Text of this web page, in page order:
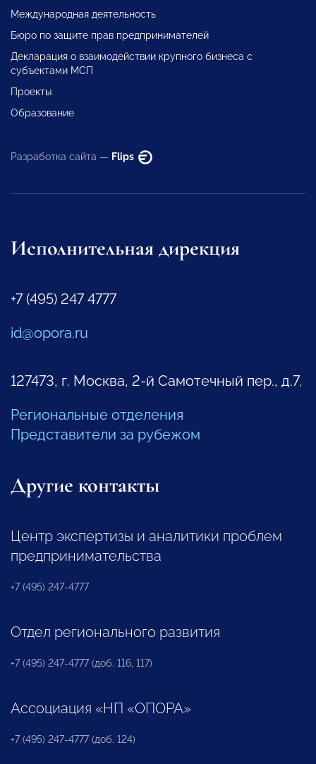
Международная деятельность
Бюро по защите прав предпринимателей
Декларация о взаимодействии крупного бизнеса с
субъектами МСП
Проекты
Образование
Разработка сайта — Flips
Исполнительная дирекция
+7 (495) 247 4777
id@opora.ru
127473, г. Москва, 2-й Самотечный пер., д.7.
Региональные отделения
Представители за рубежом
Другие контакты
Центр экспертизы и аналитики проблем
предпринимательства
+7 (495) 247-4777
Отдел регионального развития
+7 (495) 247-4777 (доб. 116, 117)
Ассоциация «НП «ОПОРА»
+7 (495) 247-4777 (доб. 124)